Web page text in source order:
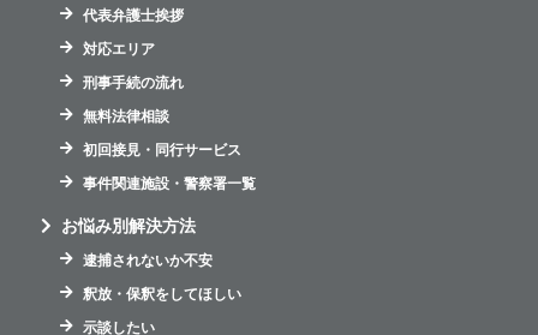
代表弁護士挨拶
対応エリア
刑事手続の流れ
無料法律相談
初回接見・同行サービス
事件関連施設・警察署一覧
お悩み別解決方法
逮捕されないか不安
釈放・保釈をしてほしい
示談したい